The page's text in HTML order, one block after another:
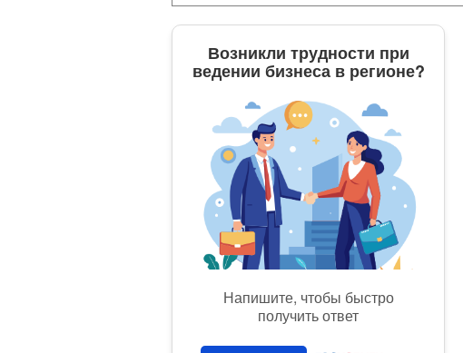
Возникли трудности при
ведении бизнеса в регионе?
Напишите, чтобы быстро
получить ответ